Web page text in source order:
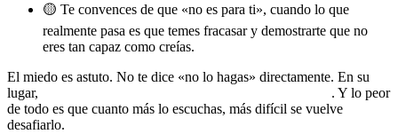
🟡 Te convences de que «no es para ti», cuando lo que
realmente pasa es que temes fracasar y demostrarte que no
eres tan capaz como creías.
El miedo es astuto. No te dice «no lo hagas» directamente. En su
lugar,
. Y lo peor
de todo es que cuanto más lo escuchas, más difícil se vuelve
desafiarlo.